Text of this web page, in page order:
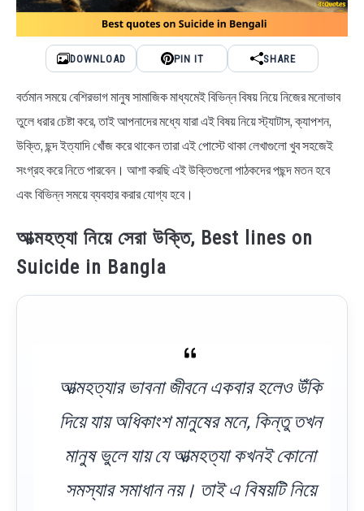
BENGALI STORIES
DOWNLOAD PIN IT SHARE
বর্তমান সময়ে বেশিরভাগ মানুষ সামাজিক মাধ্যমেই বিভিন্ন বিষয় নিয়ে নিজের মনোভাব
তুলে ধরার চেষ্টা করে, তাই আপনাদের মধ্যে যারা এই বিষয় নিয়ে স্ট্যাটাস, ক্যাপশন,
উক্তি, ছন্দ ইত্যাদি খোঁজ করে থাকেন তারা এই পোস্টে থাকা লেখাগুলো খুব সহজেই
সংগ্রহ করে নিতে পারবেন। আশা করছি এই উক্তিগুলো পাঠকদের পছন্দ মতন হবে
এবং বিভিন্ন সময়ে ব্যবহার করার যোগ্য হবে।
আত্মহত্যা নিয়ে সেরা উক্তি, Best lines on
Suicide in Bangla
আত্মহত্যার ভাবনা জীবনে একবার হলেও ‍উঁকি
দিয়ে যায় অধিকাংশ মানুষের মনে, কিন্তু তখন
মানুষ ভুলে যায় যে আত্মহত্যা কখনই কোনো
সমস্যার সমাধান নয়। তাই এ বিষয়টি নিয়ে